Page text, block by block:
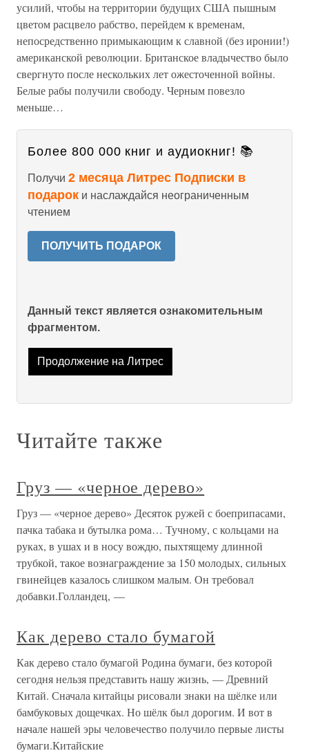
усилий, чтобы на территории будущих США пышным
цветом расцвело рабство, перейдем к временам,
непосредственно примыкающим к славной (без иронии!)
американской революции. Британское владычество было
свергнуто после нескольких лет ожесточенной войны.
Белые рабы получили свободу. Черным повезло
меньше…
Более 800 000 книг и аудиокниг! 📚
Получи 2 месяца Литрес Подписки в
подарок и наслаждайся неограниченным
чтением
ПОЛУЧИТЬ ПОДАРОК
Данный текст является ознакомительным
фрагментом.
Продолжение на Литрес
Читайте также
Груз — «черное дерево»
Груз — «черное дерево» Десяток ружей с боеприпасами,
пачка табака и бутылка рома… Тучному, с кольцами на
руках, в ушах и в носу вождю, пыхтящему длинной
трубкой, такое вознаграждение за 150 молодых, сильных
гвинейцев казалось слишком малым. Он требовал
добавки.Голландец, —
Как дерево стало бумагой
Как дерево стало бумагой Родина бумаги, без которой
сегодня нельзя представить нашу жизнь, — Древний
Китай. Сначала китайцы рисовали знаки на шёлке или
бамбуковых дощечках. Но шёлк был дорогим. И вот в
начале нашей эры человечество получило первые листы
бумаги.Китайские